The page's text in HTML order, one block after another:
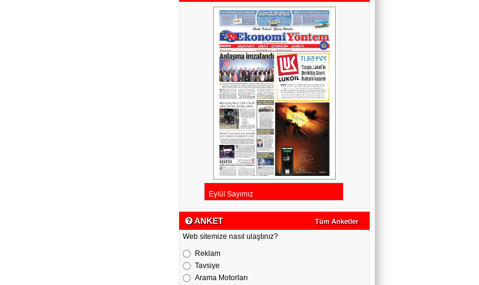
ANKET Tüm Anketler
Web sitemize nasıl ulaştınız?
Reklam
Tavsiye
Arama Motorları